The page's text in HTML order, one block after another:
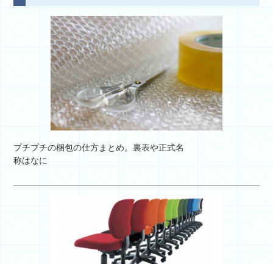
プチプチの梱包の仕方まとめ。裏表や正式名
称はなに